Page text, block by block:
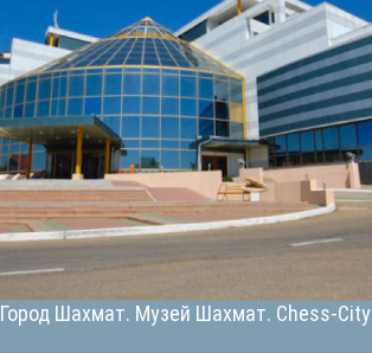
Город Шахмат. Музей Шахмат. Chess-City